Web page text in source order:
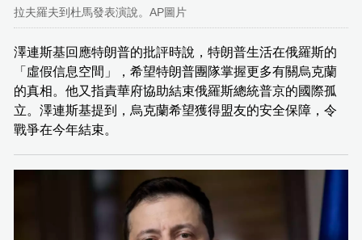
拉夫羅夫到杜馬發表演說。AP圖片
澤連斯基回應特朗普的批評時說，特朗普生活在俄羅斯的
「虛假信息空間」，希望特朗普團隊掌握更多有關烏克蘭
的真相。他又指責華府協助結束俄羅斯總統普京的國際孤
立。澤連斯基提到，烏克蘭希望獲得盟友的安全保障，令
戰爭在今年結束。